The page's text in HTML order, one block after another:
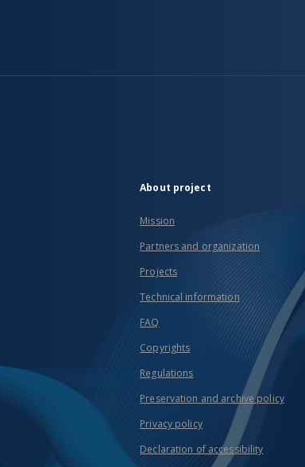
About project
Mission
Partners and organization
Projects
Technical information
FAQ
Copyrights
Regulations
Preservation and archive policy
Privacy policy
Declaration of accessibility